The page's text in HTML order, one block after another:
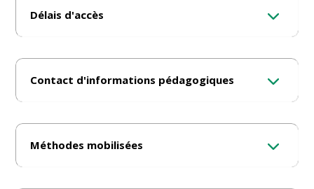
Délais d'accès
Contact d'informations pédagogiques
Méthodes mobilisées